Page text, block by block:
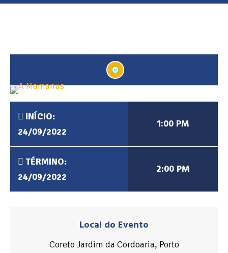
INÍCIO:
24/09/2022
1:00 PM
TÉRMINO:
24/09/2022
2:00 PM
Local do Evento
Coreto Jardim da Cordoaria, Porto